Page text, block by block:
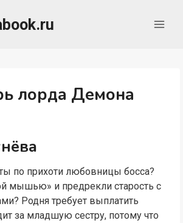
лорда Демона
по прихоти любовницы босса?
мышью» и предрекли старость с
Родня требует выплатить
за младшую сестру, потому что